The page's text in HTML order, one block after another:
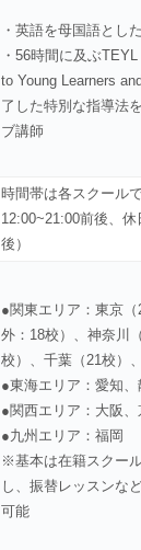
・英語を母国語とし
・56時間に及ぶ
to Young Learners
了した特別な指導法
ブ講師
時間帯は各スクール
12:00~21:00前後、
後）
●関東エリア：東京
外：18校）、神奈川
校）、千葉（21校）
●東海エリア：愛知
●関西エリア：大阪
●九州エリア：福岡
※基本は在籍スクー
し、振替レッスンな
可能